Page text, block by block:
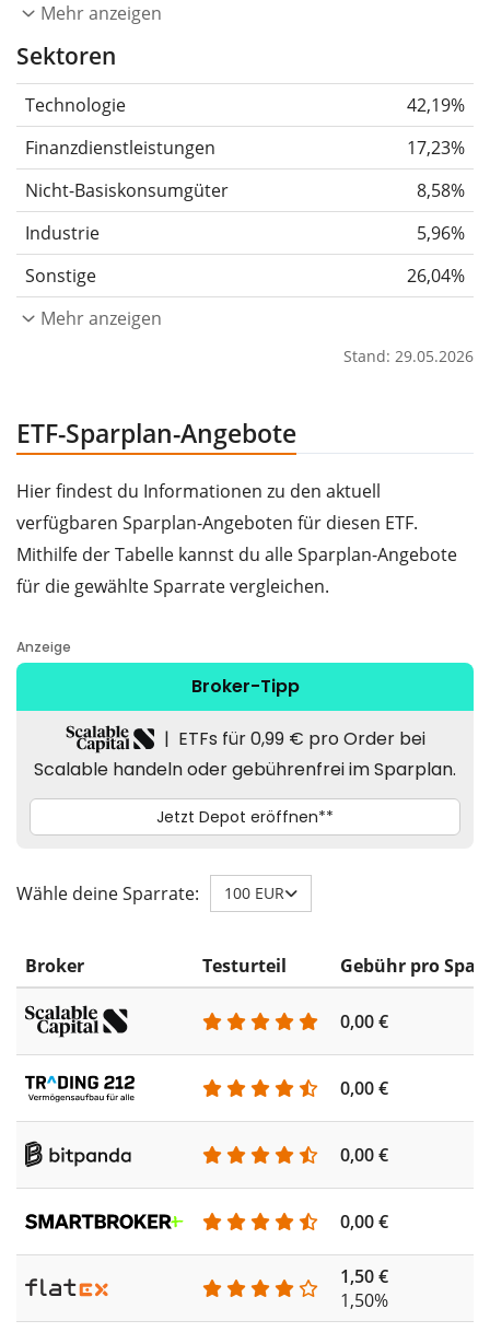
Mehr anzeigen
Sektoren
Technologie
42,19%
Finanzdienstleistungen
17,23%
Nicht-Basiskonsumgüter
8,58%
Industrie
5,96%
Sonstige
26,04%
Mehr anzeigen
Stand: 29.05.2026
ETF-Sparplan-Angebote
Hier findest du Informationen zu den aktuell
verfügbaren Sparplan-Angeboten für diesen ETF.
Mithilfe der Tabelle kannst du alle Sparplan-Angebote
für die gewählte Sparrate vergleichen.
Wähle deine Sparrate: 100 EUR
Broker Testurteil Gebühr pro
0,00 €
0,00 €
0,00 €
0,00 €
1,50 €
1,50%